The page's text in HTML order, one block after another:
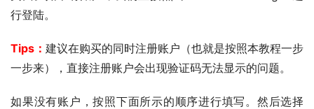
行登陆。
Tips： 建议在购买的同时注册账户（也就是按照本教程一步
一步来），直接注册账户会出现验证码无法显示的问题。
如果没有账户，按照下面所示的顺序进行填写。然后选择